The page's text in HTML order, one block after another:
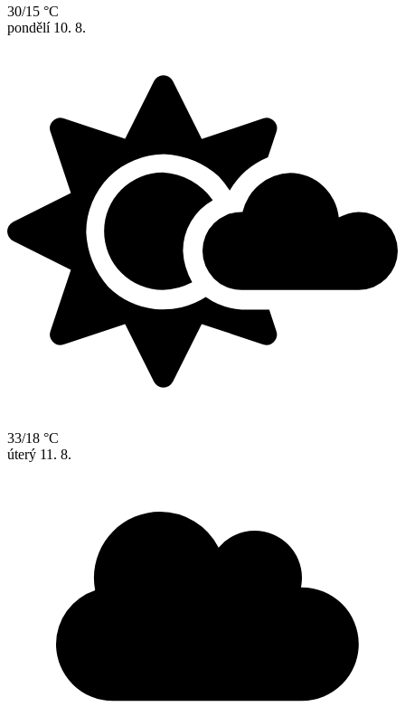
30/15 °C
pondělí 10. 8.
33/18 °C
úterý 11. 8.